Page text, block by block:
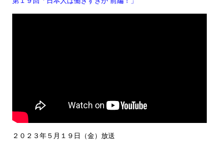
２０２３年５月１９日（金）放送